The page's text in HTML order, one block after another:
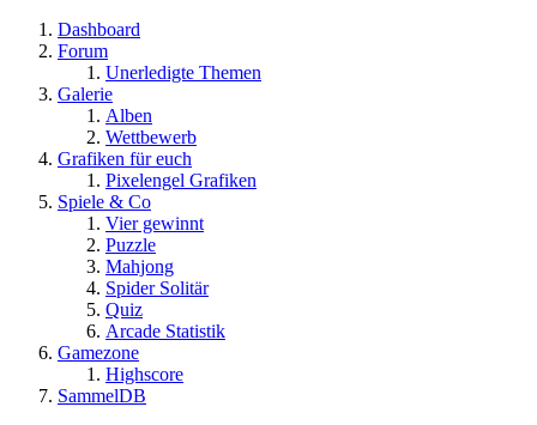
Dashboard
Forum
Unerledigte Themen
Galerie
Alben
Wettbewerb
Grafiken für euch
Pixelengel Grafiken
Spiele & Co
Vier gewinnt
Puzzle
Mahjong
Spider Solitär
Quiz
Arcade Statistik
Gamezone
Highscore
SammelDB